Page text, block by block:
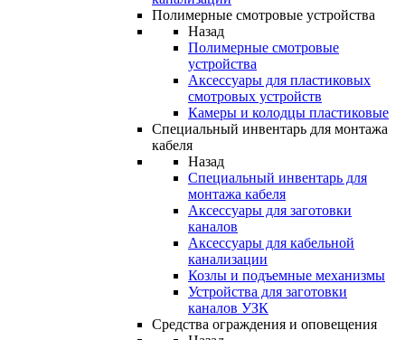
Полимерные смотровые устройства
Назад
Полимерные смотровые
устройства
Аксессуары для пластиковых
смотровых устройств
Камеры и колодцы пластиковые
Специальный инвентарь для монтажа
кабеля
Назад
Специальный инвентарь для
монтажа кабеля
Аксессуары для заготовки
каналов
Аксессуары для кабельной
канализации
Козлы и подъемные механизмы
Устройства для заготовки
каналов УЗК
Средства ограждения и оповещения